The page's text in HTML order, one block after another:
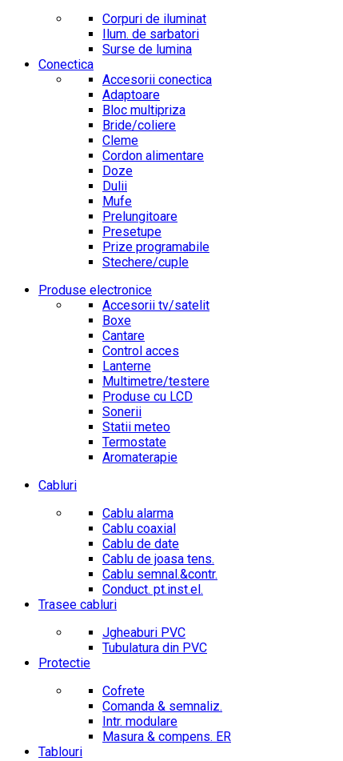
Corpuri de iluminat
Ilum. de sarbatori
Surse de lumina
Conectica
Accesorii conectica
Adaptoare
Bloc multipriza
Bride/coliere
Cleme
Cordon alimentare
Doze
Dulii
Mufe
Prelungitoare
Presetupe
Prize programabile
Stechere/cuple
Produse electronice
Accesorii tv/satelit
Boxe
Cantare
Control acces
Lanterne
Multimetre/testere
Produse cu LCD
Sonerii
Statii meteo
Termostate
Aromaterapie
Cabluri
Cablu alarma
Cablu coaxial
Cablu de date
Cablu de joasa tens.
Cablu semnal.&contr.
Conduct. pt.inst.el.
Trasee cabluri
Jgheaburi PVC
Tubulatura din PVC
Protectie
Cofrete
Comanda & semnaliz.
Intr. modulare
Masura & compens. ER
Tablouri